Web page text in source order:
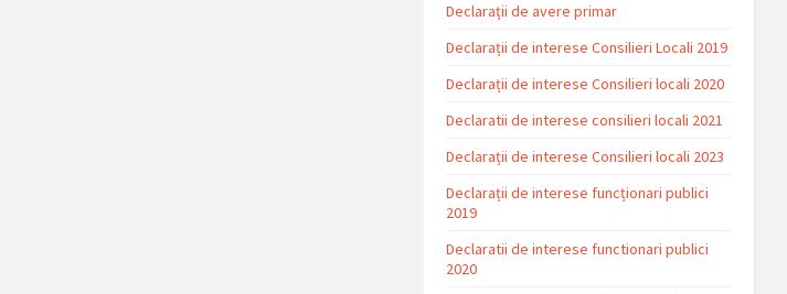
Declarații de avere primar
Declarații de interese Consilieri Locali 2019
Declarații de interese Consilieri locali 2020
Declaratii de interese consilieri locali 2021
Declarații de interese Consilieri locali 2023
Declarații de interese funcționari publici
2019
Declaratii de interese functionari publici
2020